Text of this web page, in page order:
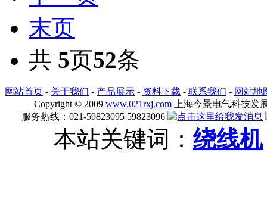
末页
共 5页52条
网站首页 - 关于我们 - 产品展示 - 资料下载 - 联系我们 - 网站地
Copyright © 2009www.021rxj.com 上海今景电气科技发
服务热线：021-59823095 59823096
本站关键词： 绕线机